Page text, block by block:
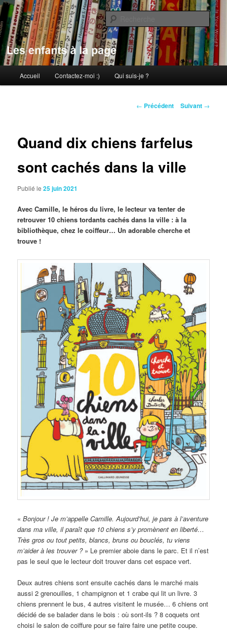
Aller
au
contenu
principalLes enfants à la page
principal
Accueil Contactez-moi :) Qui suis-je ?
Navigation
← Précédent Suivant →
Quand dix chiens farfelus
sont cachés dans la ville
Publié le25 juin 2021
Avec Camille, le héros du livre, le lecteur va tenter de
retrouver 10 chiens tordants cachés dans la ville : à la
bibliothèque, chez le coiffeur… Un adorable cherche et
trouve !
«Bonjour ! Je m’appelle Camille. Aujourd’hui, je pars à l’aventure
dans ma ville, il paraît que 10 chiens s’y promènent en liberté…
Très gros ou tout petits, blancs, bruns ou bouclés, tu viens
m’aider à les trouver ?» Le premier aboie dans le parc. Et il n’est
pas le seul que le lecteur doit trouver dans cet espace vert.
Deux autres chiens sont ensuite cachés dans le marché mais
aussi 2 grenouilles, 1 champignon et 1 crabe qui lit un livre. 3
chiens prennent le bus, 4 autres visitent le musée… 6 chiens ont
décidé de se balader dans le bois : où sont-ils ? 8 coquets ont
choisi le salon de coiffure pour se faire faire une petite coupe.